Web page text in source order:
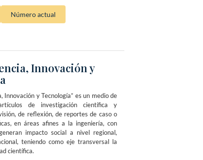
Número actual
Innovación y
Innovación y Tecnología” es un medio de
de investigación científica y
de reflexión, de reportes de caso o
en áreas afines a la ingeniería, con
impacto social a nivel regional,
teniendo como eje transversal la
científica.